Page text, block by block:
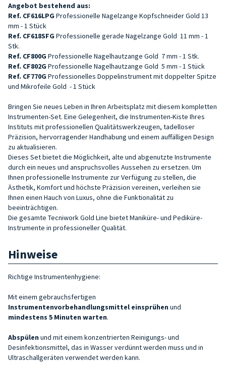
Angebot bestehend aus:
Ref. CF616LPG Professionelle Nagelzange Kopfschneider Gold 13
mm - 1 Stück
Ref. CF618SFG Professionelle gerade Nagelzange Gold 11 mm - 1
Stk.
Ref. CF800G Professionelle Nagelhautzange Gold 7 mm - 1 Stk.
Ref. CF802G Professionelle Nagelhautzange Gold 5 mm - 1 Stück
Ref. CF770G Professionelles Doppelinstrument mit doppelter Spitze
und Mikrofeile Gold - 1 Stück
Bringen Sie neues Leben in Ihren Arbeitsplatz mit diesem kompletten
Instrumenten-Set. Eine Gelegenheit, die Instrumenten-Kiste Ihres
Instituts mit professionellen Qualitätswerkzeugen, tadelloser
Präzision, hervorragender Handhabung und einem auffälligen Design
zu aktualisieren.
Dieses Set bietet die Möglichkeit, alte und abgenutzte Instrumente
durch ein neues und anspruchsvolles Aussehen zu ersetzen. Um
Ihnen professionelle Instrumente zur Verfügung zu stellen, die
Ästhetik, Komfort und höchste Präzision vereinen, verleihen sie
Ihnen einen Hauch von Luxus, ohne die Funktionalität zu
beeinträchtigen.
Die gesamte Tecniwork Gold Line bietet Maniküre- und Pediküre-
Instrumente in professioneller Qualität.
Hinweise
Richtige Instrumentenhygiene:
Mit einem gebrauchsfertigen
Instrumentenvorbehandlungsmittel einsprühen und
mindestens 5 Minuten warten.
Abspülen und mit einem konzentrierten Reinigungs- und
Desinfektionsmittel, das in Wasser verdünnt werden muss und in
Ultraschallgeräten verwendet werden kann.